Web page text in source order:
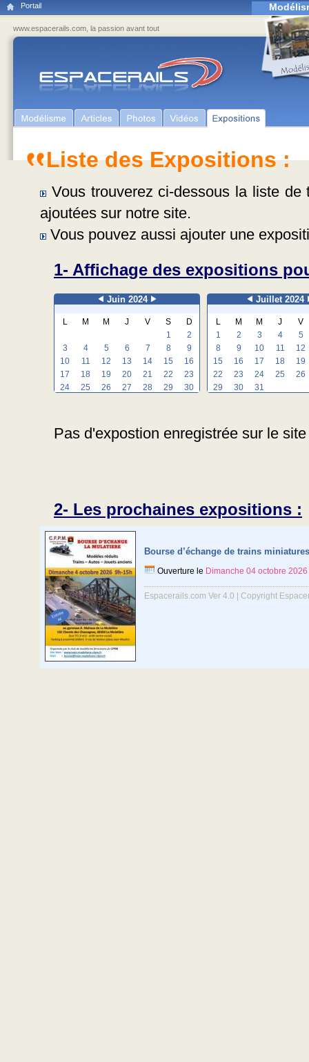
Portail
www.espacerails.com, la passion avant tout
Liste des Expositions :
Vous trouverez ci-dessous la liste
ajoutées sur notre site.
Vous pouvez aussi ajouter une
1- Affichage des expositions
Juin 2024
L M M J V S
D
1
2
3
4 5 6 7 8
9
10
11 12 13 14 15
16
17
18 19 20 21 22
23
24
25 26 27 28 29 30
Juillet 2024
L M M J
V
1
2 3 4
5
8
9 10 11
12
15
16 17 18
19
22
23 24 25
26
29
30 31
Pas d'expostion enregistrée sur le
2- Les prochaines expositions :
Bourse d’échange de trains
Ouverture le Dimanche 04 octobre 2026
Espacerails.com Ver 4.0 | Copyright